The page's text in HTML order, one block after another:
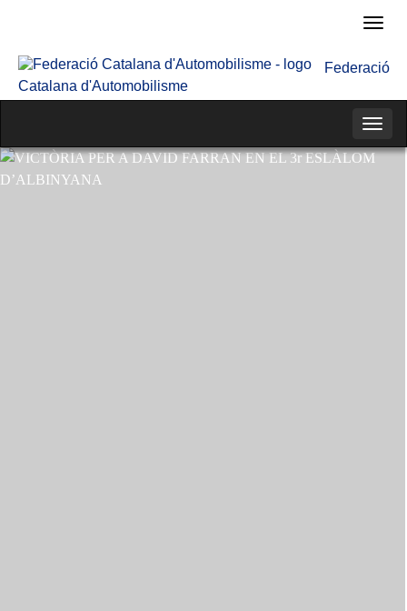
Federació
Catalana d'Automobilisme